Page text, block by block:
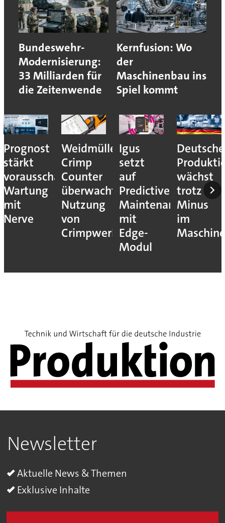
Bundeswehr-
Modernisierung:
33 Milliarden für
die Zeitenwende
Kernfusion: Wo
der
Maschinenbau ins
Spiel kommt
Prognost
stärkt
vorausschauende
Wartung
mit
Nerve
Weidmüller:
Crimp
Counter
überwacht
Nutzung
von
Crimpwerkzeugen
Igus
setzt
auf
Predictive
Maintenance
mit
Edge-
Modul
Deutsche
wächst
trotz
Minus
im
Newsletter
Aktuelle News & Themen
Exklusive Inhalte